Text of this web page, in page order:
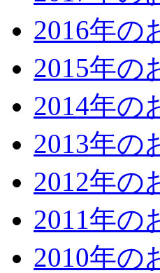
2016年の
2015年の
2014年の
2013年の
2012年の
2011年の
2010年の